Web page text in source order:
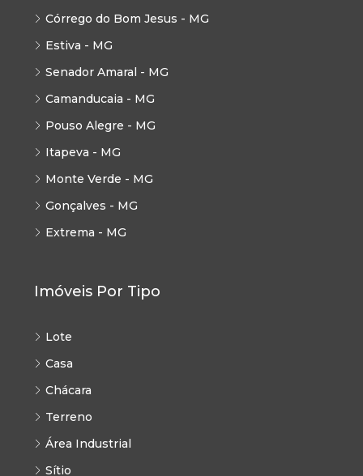
Córrego do Bom Jesus - MG
Estiva - MG
Senador Amaral - MG
Camanducaia - MG
Pouso Alegre - MG
Itapeva - MG
Monte Verde - MG
Gonçalves - MG
Extrema - MG
Imóveis Por Tipo
Lote
Casa
Chácara
Terreno
Área Industrial
Sítio